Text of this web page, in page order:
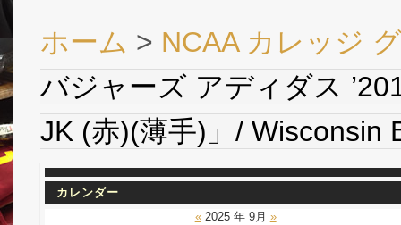
ホーム > NCAA カレッジ
バジャーズ アディダス
JK (赤)(薄手)」/ Wisconsin
カレンダー
«2025 年 9月 »